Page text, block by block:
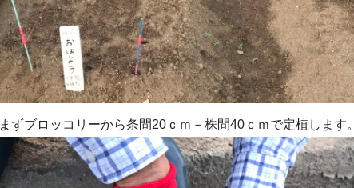
まずブロッコリーから条間20ｃｍ－株間40ｃｍで定植します。